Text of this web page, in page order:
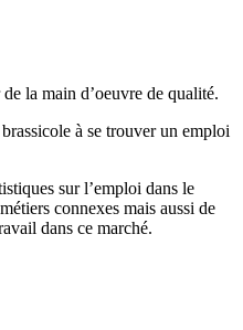
la main d’oeuvre de qualité.
à se trouver un emploi
sur l’emploi dans le
connexes mais aussi de
dans ce marché.